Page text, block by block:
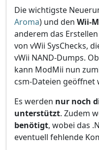
Die wichtigste
Aroma) und den Wii-
anderem das Erstellen
von vWii SysChecks,
vWii NAND-Dumps.
kann ModMii nun
csm-Dateien geöffnet
Es werden nur noch
unterstützt. Zudem
benötigt, wobei das
eventuell fehlende